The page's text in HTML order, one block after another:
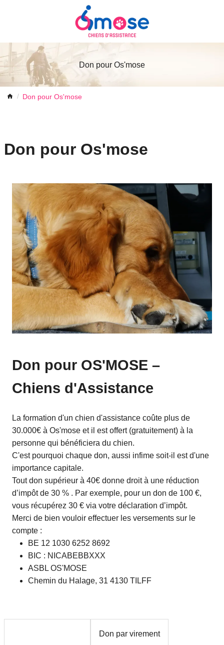
Don pour Os'mose
Don pour Os'mose
Don pour Os'mose
Don pour OS'MOSE –
Chiens d'Assistance
La formation d'un chien d'assistance coûte plus de
30.000€ à Os'mose et il est offert (gratuitement) à la
personne qui bénéficiera du chien.
C'est pourquoi chaque don, aussi infime soit-il est d'une
importance capitale.
Tout don supérieur à 40€ donne droit à une réduction
d’impôt de 30 % . Par exemple, pour un don de 100 €,
vous récupérez 30 € via votre déclaration d’impôt.
Merci de bien vouloir effectuer les versements sur le
compte :
BE 12 1030 6252 8692
BIC : NICABEBBXXX
ASBL OS'MOSE
Chemin du Halage, 31 4130 TILFF
Don par virement